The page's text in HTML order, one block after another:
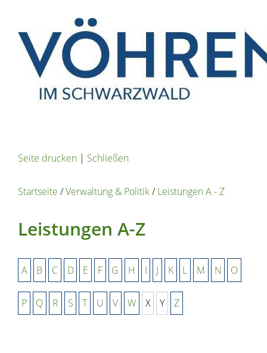
Seite drucken | Schließen
Startseite /Verwaltung & Politik/Leistungen A - Z
Leistungen A-Z
A B C D E F G H I J K L M N O
P Q R S T U V W X Y Z